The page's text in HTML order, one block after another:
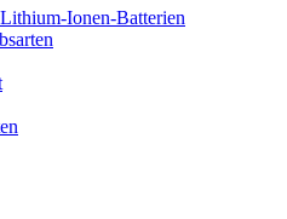
Ionen-Batterien